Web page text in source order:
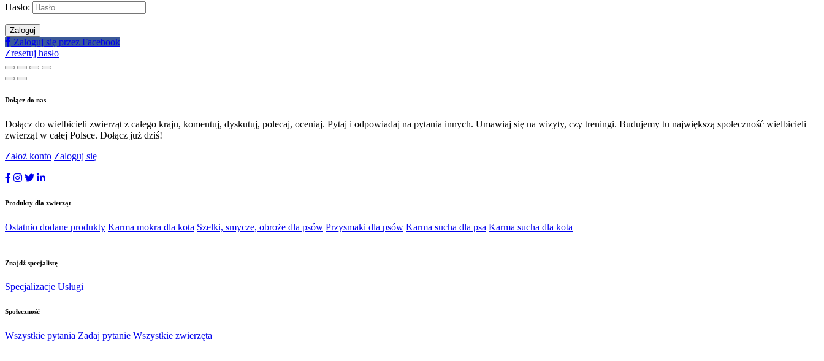
Hasło:
Zaloguj
Zaloguj się przez Facebook
Zresetuj hasło
Dołącz do nas
Dołącz do wielbicieli zwierząt z całego kraju, komentuj, dyskutuj, polecaj, oceniaj. Pytaj i odpowiadaj na pytania innych. Umawiaj się na wizyty, czy treningi. Budujemy tu największą społeczność wielbicieli
zwierząt w całej Polsce. Dołącz już dziś!
Założ konto Zaloguj się
Produkty dla zwierząt
Ostatnio dodane produkty Karma mokra dla kota Szelki, smycze, obroże dla psów Przysmaki dla psów Karma sucha dla psa Karma sucha dla kota
Znajdź specjalistę
Specjalizacje Usługi
Społeczność
Wszystkie pytania Zadaj pytanie Wszystkie zwierzęta